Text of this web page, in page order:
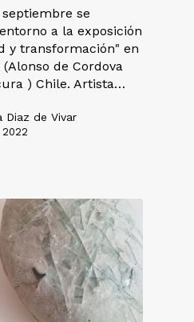
septiembre se
a la exposición
y transformación" en
de Cordova
) Chile. Artista…
Diaz de Vivar